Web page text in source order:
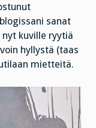
sanat
kuville ryytiä
hyllystä (taas
mietteitä.